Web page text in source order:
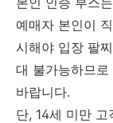
예매자 본인이
시해야 입장 팔
대 불가능하므
바랍니다.
단, 14세 미만